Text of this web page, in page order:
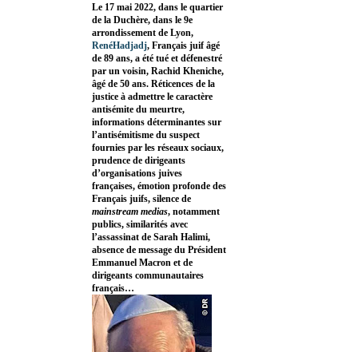
Le 17 mai 2022, dans le quartier
de la Duchère, dans le 9e
arrondissement de Lyon,
RenéHadjadj, Français juif âgé
de 89 ans, a été tué et défenestré
par un voisin, Rachid Kheniche,
âgé de 50 ans. Réticences de la
justice à admettre le caractère
antisémite du meurtre,
informations déterminantes sur
l’antisémitisme du suspect
fournies par les réseaux sociaux,
prudence de dirigeants
d’organisations juives
françaises, émotion profonde des
Français juifs, silence de
mainstream medias, notamment
publics, similarités avec
l’assassinat de Sarah Halimi,
absence de message du Président
Emmanuel Macron et de
dirigeants communautaires
français…